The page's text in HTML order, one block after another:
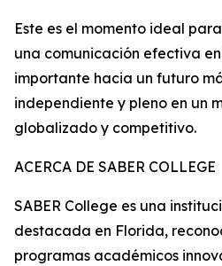
Este es el momento ideal
una comunicación efectiva
importante hacia un futuro
independiente y pleno en un
globalizado y competitivo.
ACERCA DE SABER COLLEGE
SABER College es una
destacada en Florida,
programas académicos